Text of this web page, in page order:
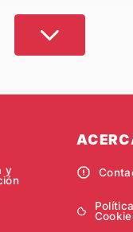
Sam 's Club
las promociones
le facilita el
y